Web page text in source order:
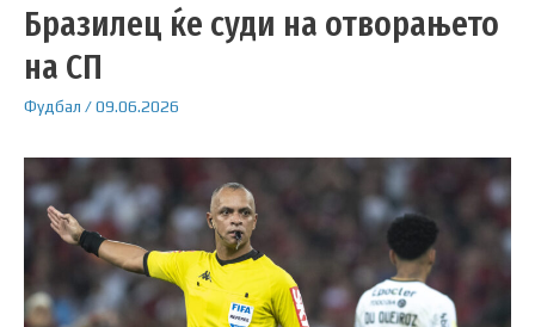
Бразилец ќе суди на отворањето
на СП
Фудбал /09.06.2026